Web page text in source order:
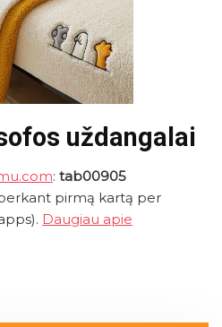
uždangalai
: tab00905
pirmą kartą per
Daugiau apie